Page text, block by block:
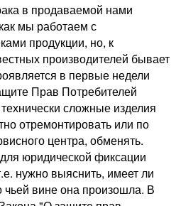
в продаваемой нами
мы работаем с
продукции, но, к
производителей бывает
в первые недели
Прав Потребителей
сложные изделия
отремонтировать или по
центра, обменять.
юридической фиксации
нужно выяснить, имеет ли
чьей вине она произошла. В